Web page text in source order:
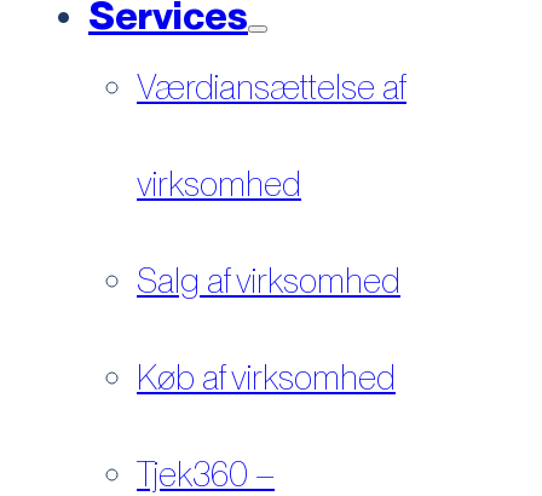
Services
Værdiansættelse af
virksomhed
Salg af virksomhed
Køb af virksomhed
Tjek360 –